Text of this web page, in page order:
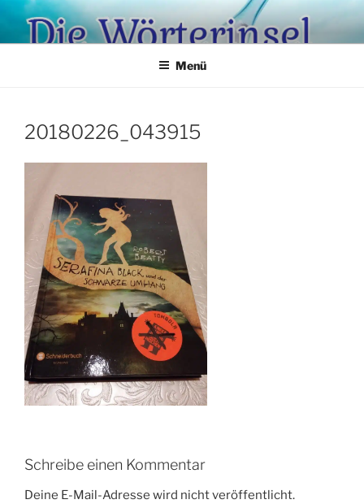
Zum
Inhalt
springen
Menü
20180226_043915
Schreibe einen Kommentar
Deine E-Mail-Adresse wird nicht veröffentlicht.